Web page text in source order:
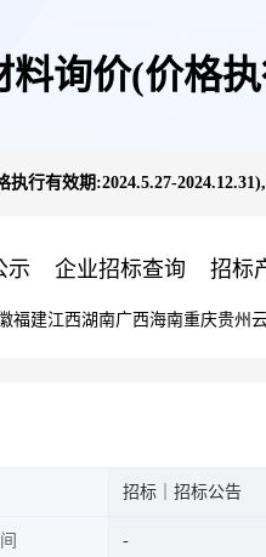
询价(价格执
行有效期:2024.5.27-
示 企业招标查询 招标
福建江西湖南广西海南重庆贵州
招标｜招标公告